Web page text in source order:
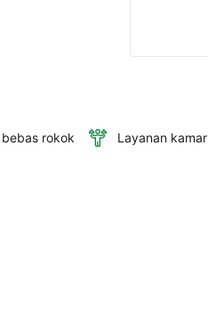
bebas rokok Layanan kamar